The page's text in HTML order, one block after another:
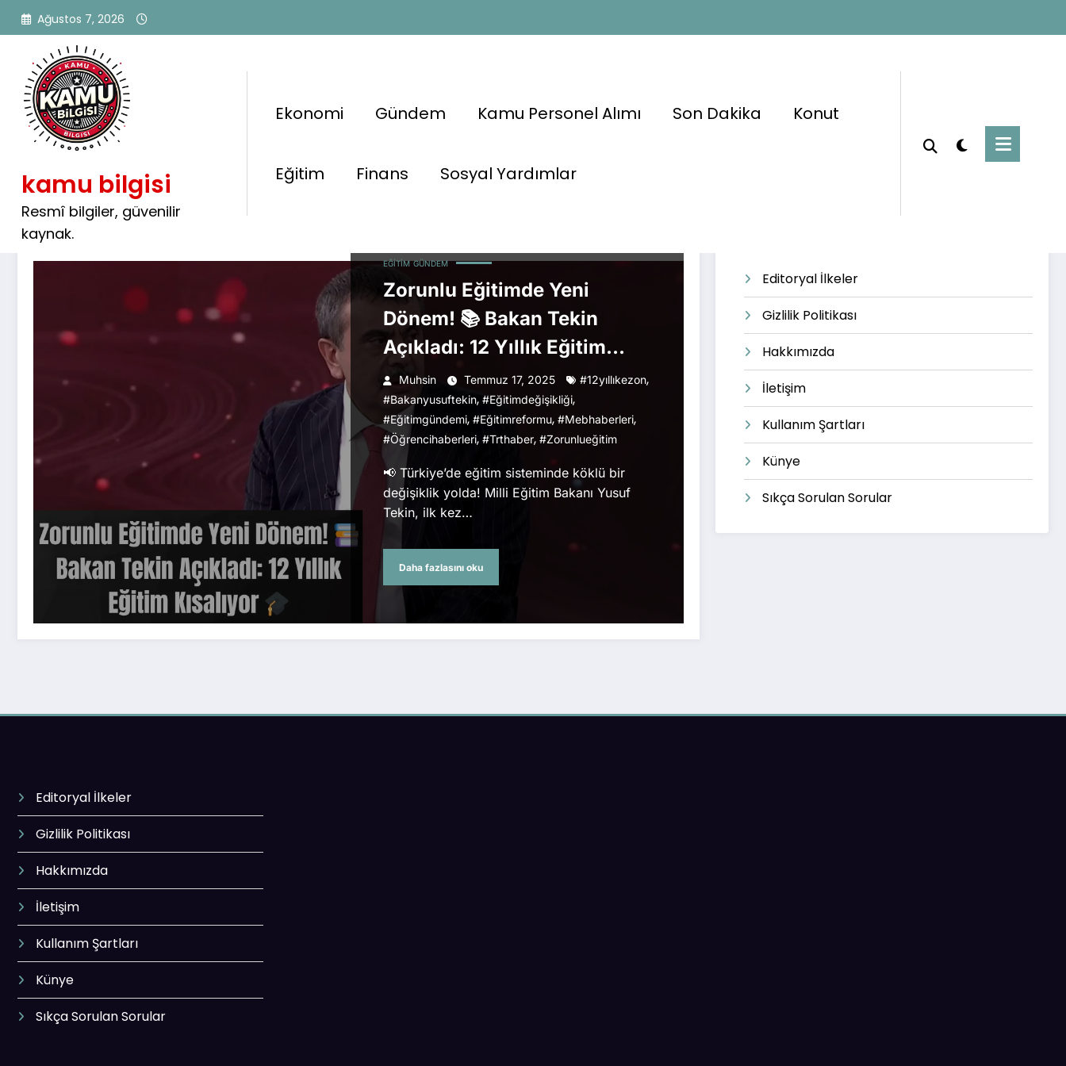
İçeriğe
atla
Ağustos 7, 2026
kamu bilgisi
Resmî bilgiler, güvenilir
kaynak.
Ekonomi Gündem Kamu Personel Alımı Son Dakika Konut
Eğitim Finans Sosyal Yardımlar
Etiket: #eğitimdeğişikliği #eğitimdeğişikliği
EĞITIM GÜNDEM
Zorunlu Eğitimde Yeni
Dönem! 📚 Bakan Tekin
Açıkladı: 12 Yıllık Eğitim
Kısalıyor 🎓
Muhsin Temmuz 17, 2025 #12yıllıkezon,
#bakanyusuftekin, #eğitimdeğişikliği,
#eğitimgündemi, #eğitimreformu, #mebhaberleri,
#öğrencihaberleri, #trthaber, #zorunlueğitim
📢 Türkiye’de eğitim sisteminde köklü bir
değişiklik yolda! Milli Eğitim Bakanı Yusuf
Tekin, ilk kez…
Daha fazlasını oku
Editoryal İlkeler
Gizlilik Politikası
Hakkımızda
İletişim
Kullanım Şartları
Künye
Sıkça Sorulan Sorular
Editoryal İlkeler
Gizlilik Politikası
Hakkımızda
İletişim
Kullanım Şartları
Künye
Sıkça Sorulan Sorular